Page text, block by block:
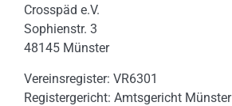
Crosspäd e.V.
Sophienstr. 3
48145 Münster
Vereinsregister: VR6301
Registergericht: Amtsgericht Münster